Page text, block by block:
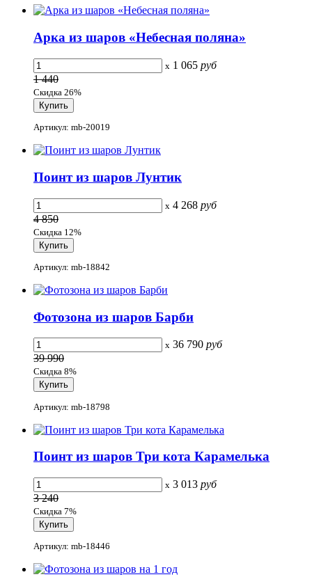
Арка из шаров «Небесная поляна»
x 1 065 руб
1 440
Скидка 26%
Артикул: mb-20019
Поинт из шаров Лунтик
x 4 268 руб
4 850
Скидка 12%
Артикул: mb-18842
Фотозона из шаров Барби
x 36 790 руб
39 990
Скидка 8%
Артикул: mb-18798
Поинт из шаров Три кота Карамелька
x 3 013 руб
3 240
Скидка 7%
Артикул: mb-18446